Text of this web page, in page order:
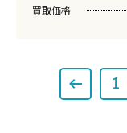
買取価格
1